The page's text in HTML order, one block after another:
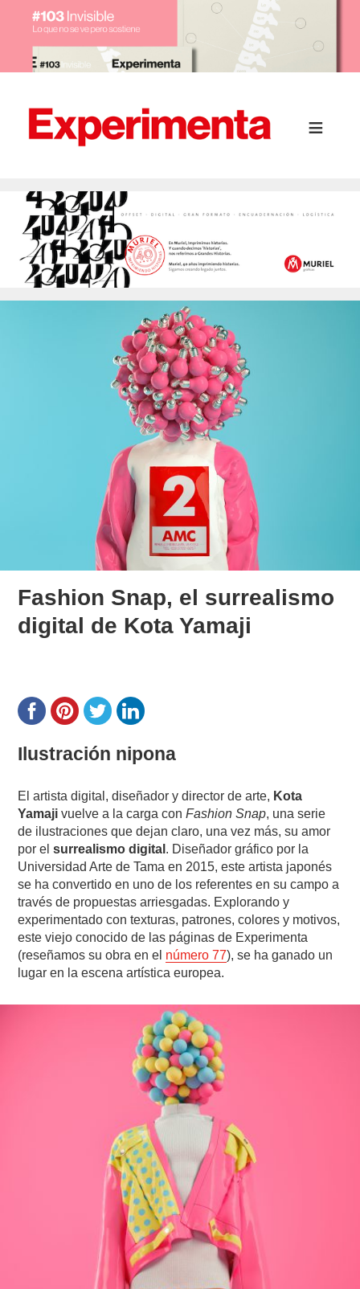
Fashion Snap, el surrealismo
digital de Kota Yamaji
Ilustración nipona
El artista digital, diseñador y director de arte, Kota
Yamaji vuelve a la carga conFashion Snap, una serie
de ilustraciones que dejan claro, una vez más, su amor
por elsurrealismo digital . Diseñador gráfico por la
Universidad Arte de Tama en 2015, este artista japonés
se ha convertido en uno de los referentes en su campo a
través de propuestas arriesgadas. Explorando y
experimentado con texturas, patrones, colores y motivos,
este viejo conocido de las páginas de Experimenta
(reseñamos su obra en el número 77), se ha ganado un
lugar en la escena artística europea.